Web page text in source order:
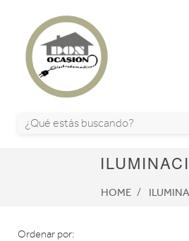
HOME
Ordenar por: